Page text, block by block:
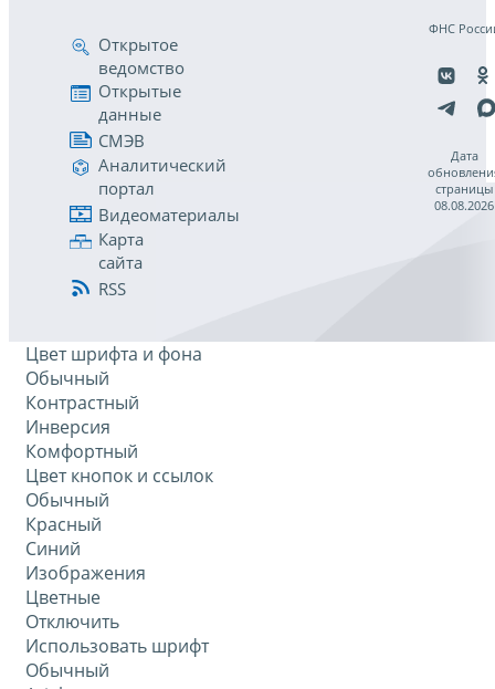
Открытое
ведомство
Открытые
данные
СМЭВ
Аналитический
портал
Видеоматериалы
Карта
сайта
RSS
ФНС
Дата
страницы
08.08.2026
Цвет шрифта и фона
Обычный
Контрастный
Инверсия
Комфортный
Цвет кнопок и ссылок
Обычный
Красный
Синий
Изображения
Цветные
Отключить
Использовать шрифт
Обычный